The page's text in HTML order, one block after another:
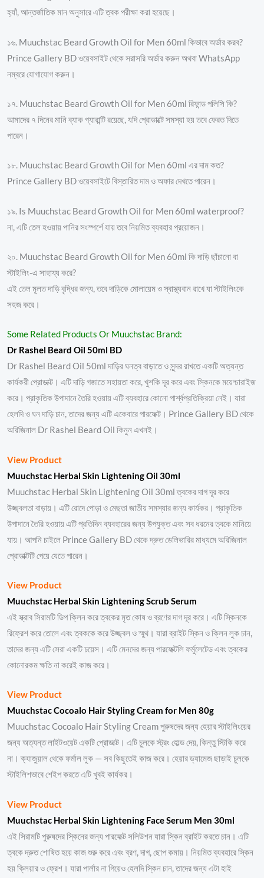
হ্যাঁ, আন্তর্জাতিক মান অনুসারে এটি ত্বক পরীক্ষা করা হয়েছে।
১৬. Muuchstac Beard Growth Oil for Men 60ml কিভাবে অর্ডার করব?
Prince Gallery BD ওয়েবসাইট থেকে সরাসরি অর্ডার করুন অথবা WhatsApp
নম্বরে যোগাযোগ করুন।
১৭. Muuchstac Beard Growth Oil for Men 60ml রিফান্ড পলিসি কি?
আমাদের ৭ দিনের মানি ব্যাক গ্যারান্টি রয়েছে, যদি প্রোডাক্টে সমস্যা হয় তবে ফেরত দিতে
পারেন।
১৮. Muuchstac Beard Growth Oil for Men 60ml এর দাম কত?
Prince Gallery BD ওয়েবসাইটে বিস্তারিত দাম ও অফার দেখতে পারেন।
১৯. Is Muuchstac Beard Growth Oil for Men 60ml waterproof?
না, এটি তেল হওয়ায় পানির সংস্পর্শে যায় তবে নিয়মিত ব্যবহার প্রয়োজন।
২০. Muuchstac Beard Growth Oil for Men 60ml কি দাড়ি ছাঁচানো বা
স্টাইলিং-এ সাহায্য করে?
এই তেল মূলত দাড়ি বৃদ্ধির জন্য, তবে দাড়িকে মোলায়েম ও স্বাস্থ্যবান রাখে যা স্টাইলিংকে
সহজ করে।
Some Related Products Or Muuchstac Brand:
Dr Rashel Beard Oil 50ml BD
Dr Rashel Beard Oil 50ml দাড়ির ঘনত্ব বাড়াতে ও সুন্দর রাখতে একটি অত্যন্ত
কার্যকরী প্রোডাক্ট। এটি দাড়ি গজাতে সহায়তা করে, খুশকি দূর করে এবং স্কিনকে ময়েশ্চারাইজ
করে। প্রাকৃতিক উপাদানে তৈরি হওয়ায় এটি ব্যবহারে কোনো পার্শ্বপ্রতিক্রিয়া নেই। যারা
হেলদি ও ঘন দাড়ি চান, তাদের জন্য এটি একেবারে পারফেক্ট। Prince Gallery BD থেকে
অরিজিনাল Dr Rashel Beard Oil কিনুন এখনই।
View Product
Muuchstac Herbal Skin Lightening Oil 30ml
Muuchstac Herbal Skin Lightening Oil 30ml ত্বকের দাগ দূর করে
উজ্জ্বলতা বাড়ায়। এটি রোদে পোড়া ও মেছতা জাতীয় সমস্যার জন্য কার্যকর। প্রাকৃতিক
উপাদানে তৈরি হওয়ায় এটি প্রতিদিন ব্যবহারের জন্য উপযুক্ত এবং সব ধরনের ত্বকে মানিয়ে
যায়। আপনি চাইলে Prince Gallery BD থেকে দ্রুত ডেলিভারির মাধ্যমে অরিজিনাল
প্রোডাক্টটি পেয়ে যেতে পারেন।
View Product
Muuchstac Herbal Skin Lightening Scrub Serum
এই স্ক্রাব সিরামটি ডিপ ক্লিন করে ত্বকের মৃত কোষ ও ব্রণের দাগ দূর করে। এটি স্কিনকে
রিফ্রেশ করে তোলে এবং ত্বককে করে উজ্জ্বল ও স্মুথ। যারা ব্রাইট স্কিন ও ক্লিন লুক চান,
তাদের জন্য এটি সেরা একটি চয়েস। এটি মেনদের জন্য পারফেক্টলি ফর্মুলেটেড এবং ত্বকের
কোনোরকম ক্ষতি না করেই কাজ করে।
View Product
Muuchstac Cocoalo Hair Styling Cream for Men 80g
Muuchstac Cocoalo Hair Styling Cream পুরুষদের জন্য হেয়ার স্টাইলিংয়ের
জন্য অত্যন্ত লাইটওয়েট একটি প্রোডাক্ট। এটি চুলকে স্ট্রং হোল্ড দেয়, কিন্তু স্টিকি করে
না। ক্যাজুয়াল থেকে ফর্মাল লুক — সব কিছুতেই কাজ করে। হেয়ার ড্যামেজ ছাড়াই চুলকে
স্টাইলিশভাবে শেইপ করতে এটি খুবই কার্যকর।
View Product
Muuchstac Herbal Skin Lightening Face Serum Men 30ml
এই সিরামটি পুরুষদের স্কিনের জন্য পারফেক্ট সলিউশন যারা স্কিন ব্রাইট করতে চান। এটি
ত্বকে দ্রুত শোষিত হয়ে কাজ শুরু করে এবং ব্রণ, দাগ, ছোপ কমায়। নিয়মিত ব্যবহারে স্কিন
হয় ক্লিয়ার ও ফ্রেশ। যারা পার্লার না গিয়েও হেলদি স্কিন চান, তাদের জন্য এটা হাই